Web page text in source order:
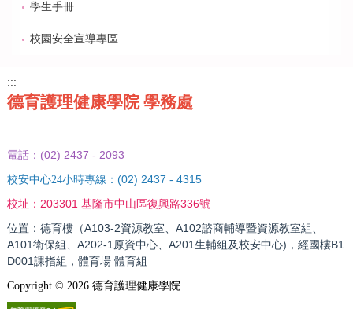
學生手冊
校園安全宣導專區
:::
德育護理健康學院 學務處
電話： (02) 2437 - 2093
校安中心24小時專線： (02) 2437 - 4315
校址： 203301 基隆市中山區復興路336號
位置：德育樓（A103-2資源教室、A102諮商輔導暨資源教室組、
A101衛保組、A202-1原資中心、A201生輔組及校安中心)，經國樓B1
D001課指組，體育場 體育組
Copyright © 2026德育護理健康學院